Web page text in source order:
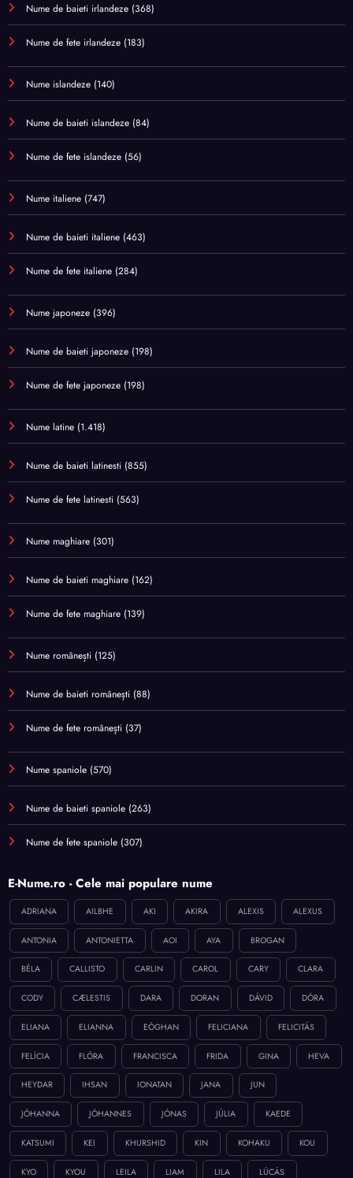
Nume de baieti irlandeze (368)
Nume de fete irlandeze (183)
Nume islandeze (140)
Nume de baieti islandeze (84)
Nume de fete islandeze (56)
Nume italiene (747)
Nume de baieti italiene (463)
Nume de fete italiene (284)
Nume japoneze (396)
Nume de baieti japoneze (198)
Nume de fete japoneze (198)
Nume latine (1.418)
Nume de baieti latinesti (855)
Nume de fete latinesti (563)
Nume maghiare (301)
Nume de baieti maghiare (162)
Nume de fete maghiare (139)
Nume românești (125)
Nume de baieti românești (88)
Nume de fete românești (37)
Nume spaniole (570)
Nume de baieti spaniole (263)
Nume de fete spaniole (307)
E-Nume.ro - Cele mai populare nume
ADRIANA AILBHE AKI AKIRA ALEXIS ALEXUS
ANTONIA ANTONIETTA AOI AYA BROGAN
BÉLA CALLISTO CARLIN CAROL CARY CLARA
CODY CÆLESTIS DARA DORAN DÁVID DÓRA
ELIANA ELIANNA EÓGHAN FELICIANA FELICITÁS
FELÍCIA FLÓRA FRANCISCA FRIDA GINA HEVA
HEYDAR IHSAN IONATAN JANA JUN
JÓHANNA JÓHANNES JÓNAS JÚLIA KAEDE
KATSUMI KEI KHURSHID KIN KOHAKU KOU
KYO KYOU LEILA LIAM LILA LÚCÁS